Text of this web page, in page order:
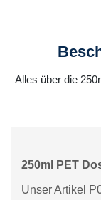
Alles über die
250ml PET
Unser Artikel